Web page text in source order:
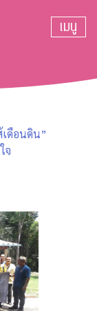
เมนู
เดือนดิน”
จ